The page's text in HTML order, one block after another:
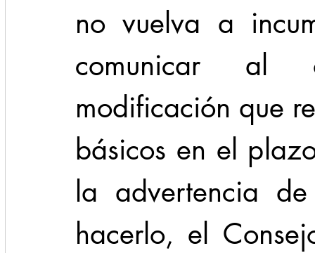
no vuelva a
comunicar al
modificación que
básicos en el
la advertencia
hacerlo, el